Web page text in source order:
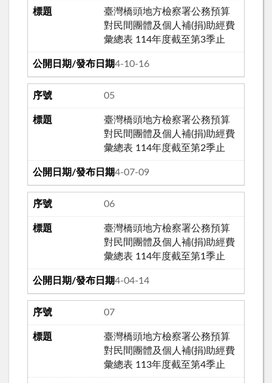
臺灣橋頭地方檢察署公務預算
對民間團體及個人補(捐)助經費
彙總表 114年度截至第3季止
114-10-16
05
臺灣橋頭地方檢察署公務預算
對民間團體及個人補(捐)助經費
彙總表 114年度截至第2季止
114-07-09
06
臺灣橋頭地方檢察署公務預算
對民間團體及個人補(捐)助經費
彙總表 114年度截至第1季止
114-04-14
07
臺灣橋頭地方檢察署公務預算
對民間團體及個人補(捐)助經費
彙總表 113年度截至第4季止